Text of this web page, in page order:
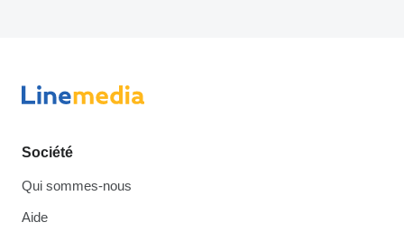
Société
Qui sommes-nous
Aide